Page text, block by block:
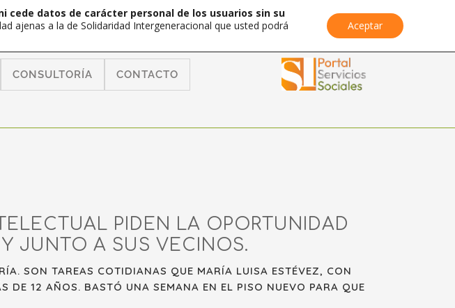
CONSULTORÍA CONTACTO
PIDEN LA OPORTUNIDAD
JUNTO A SUS VECINOS.
SON TAREAS COTIDIANAS QUE MARÍA LUISA ESTÉVEZ, CON
12 AÑOS. BASTÓ UNA SEMANA EN EL PISO NUEVO PARA QUE
datos de carácter personal de los usuarios sin su
ajenas a la de Solidaridad Intergeneracional que usted podrá
Aceptar